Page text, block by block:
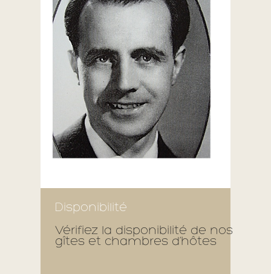
Disponibilité
Vérifiez la disponibilité de nos
gîtes et chambres d’hôtes